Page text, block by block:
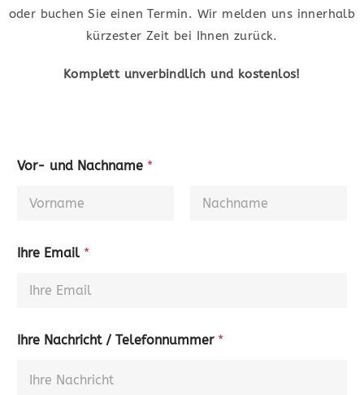
oder buchen Sie einen Termin. Wir melden uns innerhalb
kürzester Zeit bei Ihnen zurück.
Komplett unverbindlich und kostenlos!
Vor- und Nachname *
Ihre Email *
Ihre Nachricht / Telefonnummer *